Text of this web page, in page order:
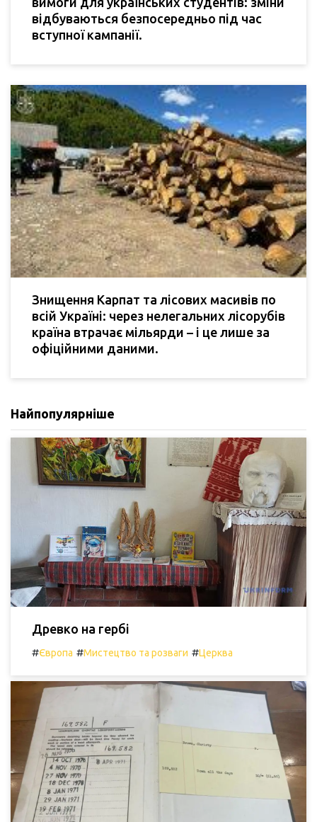
відбуваються безпосередньо під час
вступної кампанії.
Знищення Карпат та лісових масивів по
всій Україні: через нелегальних лісорубів
країна втрачає мільярди – і це лише за
офіційними даними.
Найпопулярніше
Древко на гербі
#Європа #Мистецтво та розваги #Церква